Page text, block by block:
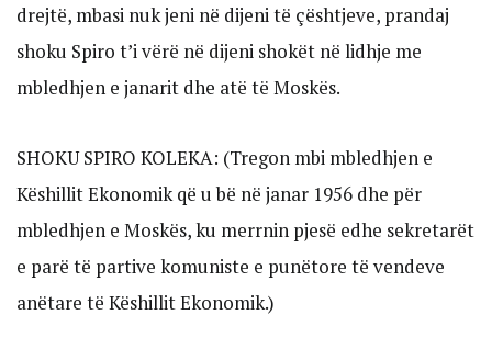
drejtë, mbasi nuk jeni në dijeni të çështjeve, prandaj
shoku Spiro t’i vërë në dijeni shokët në lidhje me
mbledhjen e janarit dhe atë të Moskës.
SHOKU SPIRO KOLEKA: (Tregon mbi mbledhjen e
Këshillit Ekonomik që u bë në janar 1956 dhe për
mbledhjen e Moskës, ku merrnin pjesë edhe sekretarët
e parë të partive komuniste e punëtore të vendeve
anëtare të Këshillit Ekonomik.)